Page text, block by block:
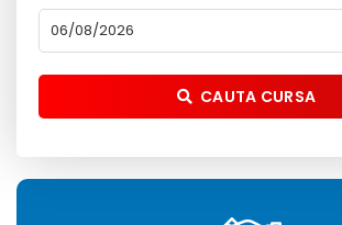
CAUTA CURSA